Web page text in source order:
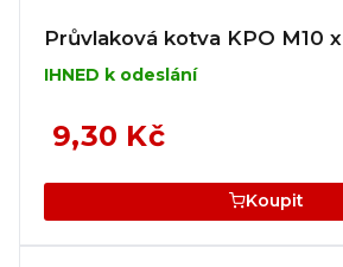
Průvlaková kotva KPO M10
IHNED k odeslání
9,30 Kč
Koupit